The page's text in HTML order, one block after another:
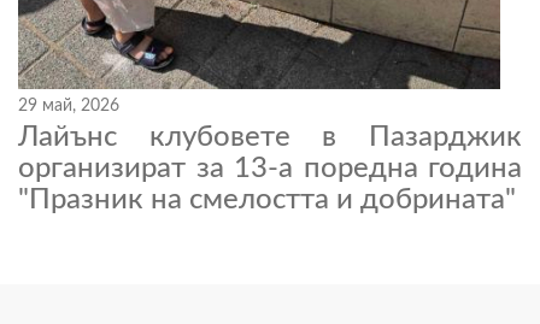
29 май, 2026
Лайънс клубовете в Пазарджик
организират за 13-а поредна година
"Празник на смелостта и добрината"